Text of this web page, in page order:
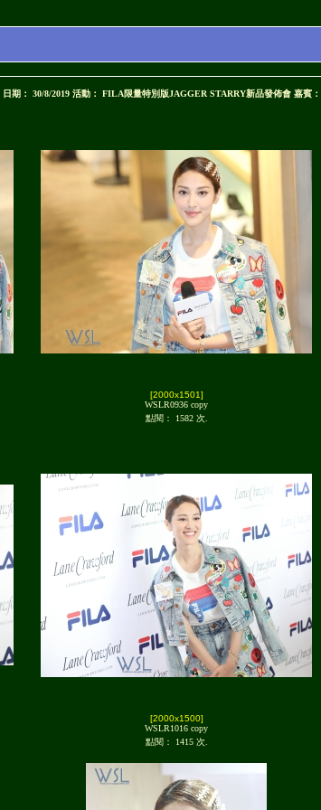
日期： 30/8/2019 活動： FILA限量特別版JAGGER STARRY新品發佈會 嘉賓
[2000x1501]
WSLR0936 copy
點閱： 1582 次.
[2000x1500]
WSLR1016 copy
點閱： 1415 次.